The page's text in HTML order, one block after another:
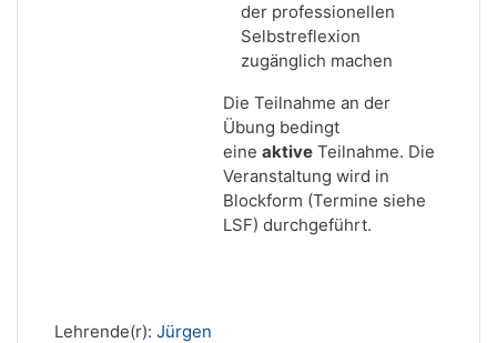
der professionellen
Selbstreflexion
zugänglich machen
Die Teilnahme an der
Übung bedingt
eine aktive Teilnahme. Die
Veranstaltung wird in
Blockform (Termine siehe
LSF) durchgeführt.
Lehrende(r): Jürgen